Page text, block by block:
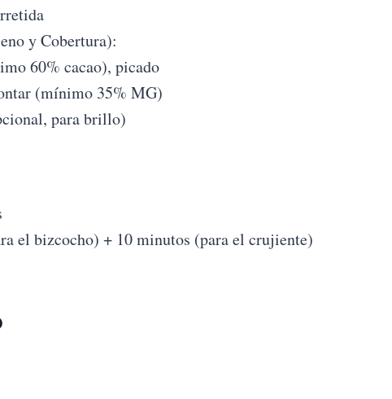
y Cobertura):
60% cacao), picado
(mínimo 35% MG)
para brillo)
el bizcocho) + 10 minutos (para el crujiente)